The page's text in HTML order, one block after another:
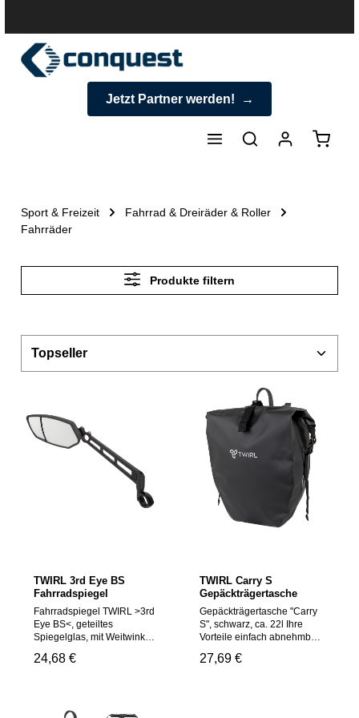
Jetzt Partner werden!
Sport & Freizeit
Fahrrad & Dreiräder & Roller
Fahrräder
Produkte filtern
TWIRL 3rd Eye BS
Fahrradspiegel
Fahrradspiegel TWIRL >3rd
Eye BS<, geteiltes
Spiegelglas, mit Weitwinkel
Ihre Vorteile 3-dimensional
Befestigungsschelle
Regulärer Preis:
24,68 €
TWIRL Carry S
Gepäckträgertasche
Gepäckträgertasche "Carry
S", schwarz, ca. 22l Ihre
Vorteile einfach abnehmbar
und einfaches Befüllen und
Regulärer Preis:
27,69 €